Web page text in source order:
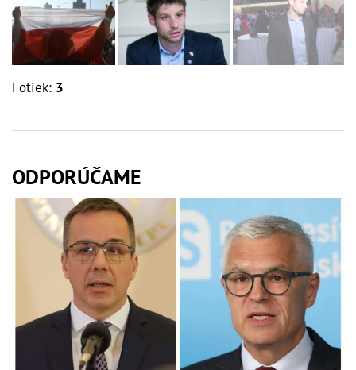
Fotiek: 3
ODPORÚČAME